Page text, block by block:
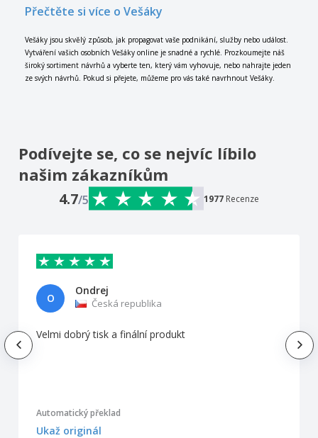
Přečtěte si více o Vešáky
Vešáky jsou skvělý způsob, jak propagovat vaše podnikání, služby nebo událost.
Vytváření vašich osobních Vešáky online je snadné a rychlé. Prozkoumejte náš
široký sortiment návrhů a vyberte ten, který vám vyhovuje, nebo nahrajte jeden
ze svých návrhů. Pokud si přejete, můžeme pro vás také navrhnout Vešáky.
Podívejte se, co se nejvíc líbilo
našim zákazníkům
4.7/5 1977 Recenze
O
Ondrej
Česká republika
Velmi dobrý tisk a finální produkt
Automatický překlad
Ukaž originál